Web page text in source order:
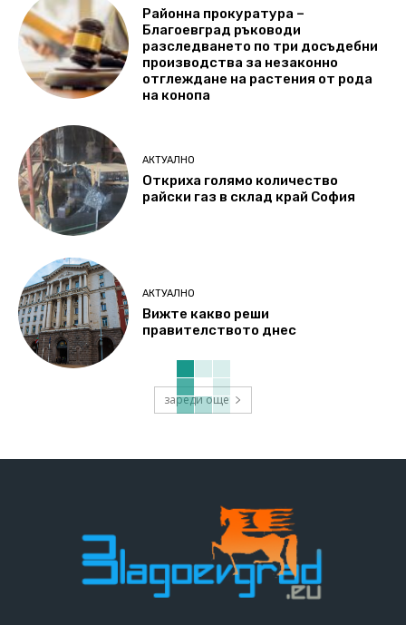
Районна прокуратура –
Благоевград ръководи
разследването по три досъдебни
производства за незаконно
отглеждане на растения от рода
на конопа
АКТУАЛНО
Откриха голямо количество
райски газ в склад край София
АКТУАЛНО
Вижте какво реши
правителството днес
зареди още